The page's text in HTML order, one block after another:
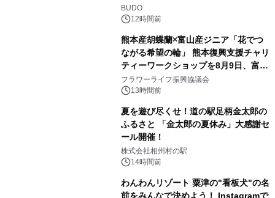
BUDO
12時間前
熊本産胡蝶蘭×富山産ジニア「花でつ
ながる希望の輪」 熊本復興支援チャリ
ティーワークショップを8月9日、富
山・射水で開催
フラワーライフ振興協議会
13時間前
夏を遊び尽くせ！道の駅足柄金太郎の
ふるさと 「金太郎の夏休み」大感謝セ
ール開催！
株式会社相州村の駅
14時間前
わんわんリゾート 粟津の"看板犬"の名
前をみんなで決めよう！ Instagramで